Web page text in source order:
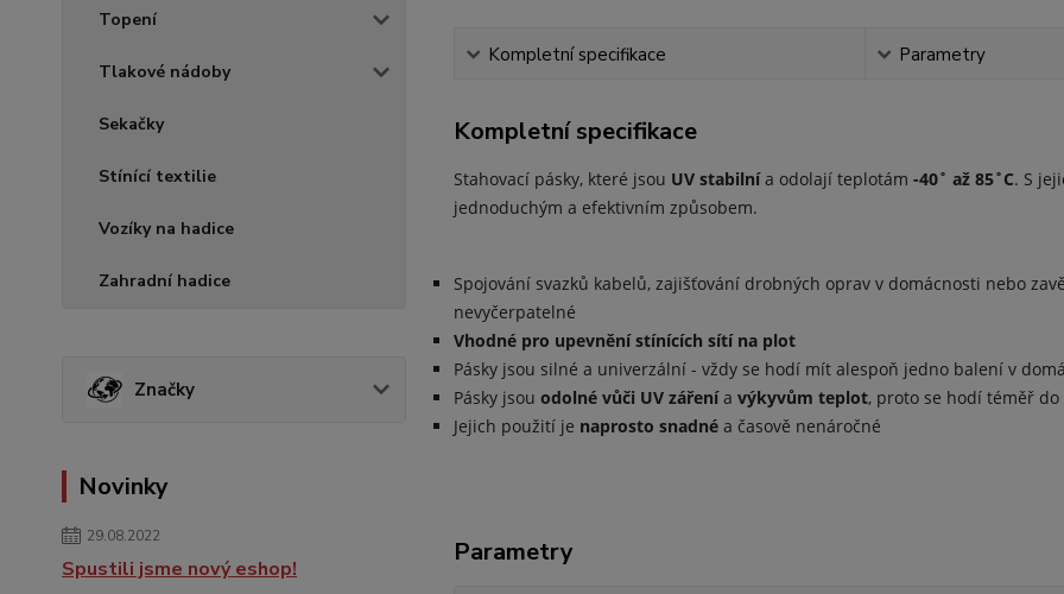
Topení
Tlakové nádoby
Sekačky
Stínící textilie
Vozíky na hadice
Zahradní hadice
Značky
Novinky
29.08.2022
Spustili jsme nový eshop!
Kompletní specifikace Parametry
Kompletní specifikace
Stahovací pásky, které jsou UV stabilnía odolají teplotám -40˚ až 85˚C. S
jednoduchým a efektivním způsobem.
Spojování svazků kabelů, zajišťování drobných oprav v domácnosti nebo
nevyčerpatelné
Vhodné pro upevnění stínících sítí na plot
Pásky jsou silné a univerzální - vždy se hodí mít alespoň jedno balení v
Pásky jsou odolné vůči UV zářenía výkyvům teplot, proto se hodí téměř
Jejich použití je naprosto snadnéa časově nenáročné
Parametry